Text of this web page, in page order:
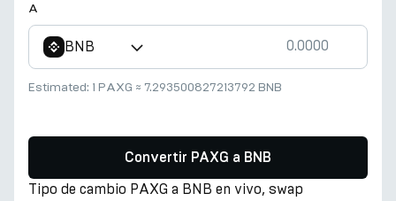
A
BNB
Estimated: 1 PAXG ≈ 7.293500827213792 BNB
Convertir PAXG a BNB
Tipo de cambio PAXG a BNB en vivo, swap